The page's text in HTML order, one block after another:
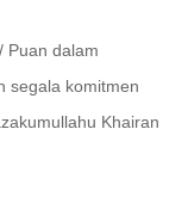
Puan dalam
segala komitmen
Khairan